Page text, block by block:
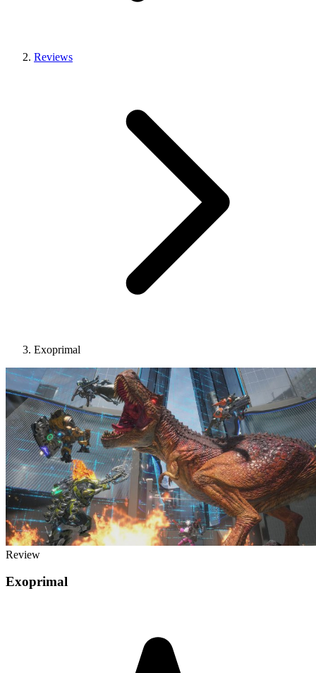
Reviews
Exoprimal
Review
Exoprimal